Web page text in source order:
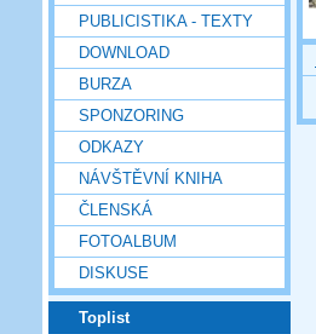
PUBLICISTIKA - TEXTY
DOWNLOAD
BURZA
SPONZORING
ODKAZY
NÁVŠTĚVNÍ KNIHA
ČLENSKÁ
FOTOALBUM
DISKUSE
Toplist